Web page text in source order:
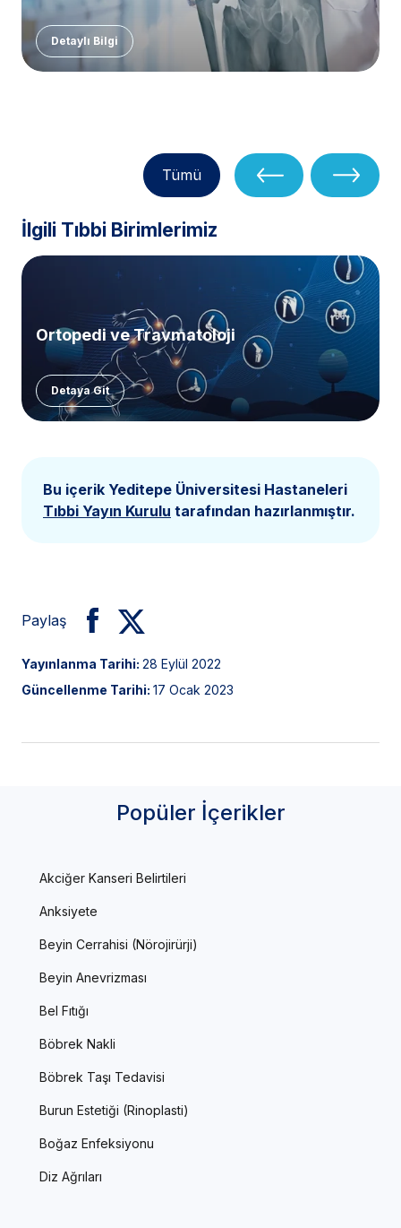
Detaylı Bilgi
Tümü
İlgili Tıbbi Birimlerimiz
Ortopedi ve Travmatoloji
Detaya Git
Bu içerik Yeditepe Üniversitesi Hastaneleri
Tıbbi Yayın Kurulu tarafından hazırlanmıştır.
Paylaş
Yayınlanma Tarihi: 28 Eylül 2022
Güncellenme Tarihi: 17 Ocak 2023
Popüler İçerikler
Akciğer Kanseri Belirtileri
Anksiyete
Beyin Cerrahisi (Nörojirürji)
Beyin Anevrizması
Bel Fıtığı
Böbrek Nakli
Böbrek Taşı Tedavisi
Burun Estetiği (Rinoplasti)
Boğaz Enfeksiyonu
Diz Ağrıları